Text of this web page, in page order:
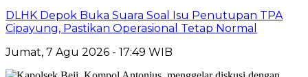
DLHK Depok Buka Suara Soal Isu Penutupan TPA
Cipayung, Pastikan Operasional Tetap Normal
Jumat, 7 Agu 2026 - 17:49 WIB